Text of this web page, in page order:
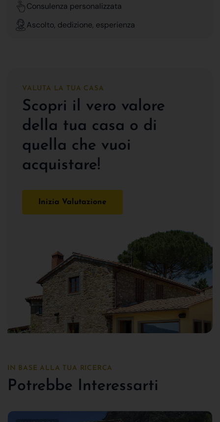
Consulenza personalizzata
Ascolto, dedizione, esperienza
VALUTA LA TUA CASA
Scopri il vero valore
della tua casa o di
quella che vuoi
acquistare!
Inizia Valutazione
IN BASE ALLA TUA RICERCA
Potrebbe Interessarti